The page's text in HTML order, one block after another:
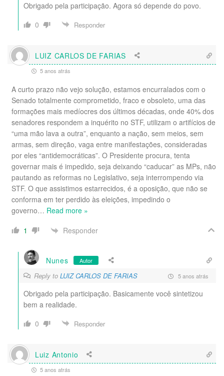
Obrigado pela participação. Agora só depende do povo.
0
Responder
LUIZ CARLOS DE FARIAS
5 anos atrás
A curto prazo não vejo solução, estamos encurralados com o
Senado totalmente comprometido, fraco e obsoleto, uma das
formações mais medíocres dos últimos décadas, onde 40% dos
senadores respondem a inquérito no STF, utilizam o artifícios de
“uma mão lava a outra”, enquanto a nação, sem meios, sem
armas, sem direção, vaga entre manifestações, consideradas
por eles “antidemocráticas”. O Presidente procura, tenta
governar mais é impedido, seja deixando “caducar” as MPs, não
pautando as reformas no Legislativo, seja interrompendo via
STF. O que assistimos estarrecidos, é a oposição, que não se
conforma em ter perdido às eleições, impedindo o
governo… Read more »
1
Responder
Nunes Autor
Reply to LUIZ CARLOS DE FARIAS 5 anos atrás
Obrigado pela participação. Basicamente você sintetizou
bem a realidade.
0
Responder
Luiz Antonio
5 anos atrás